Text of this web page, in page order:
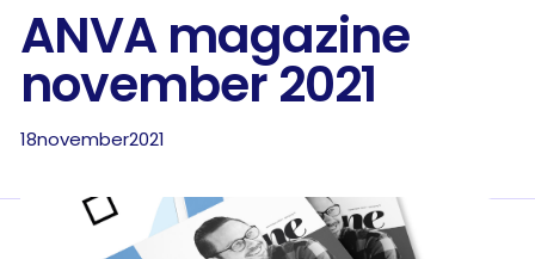
ANVA magazine
november 2021
18november2021